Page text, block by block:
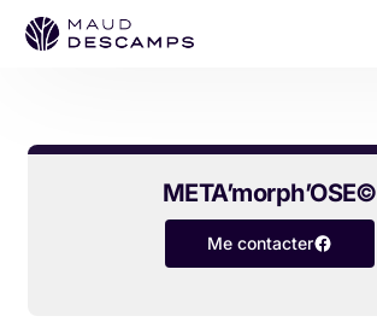
META’morph’OSE©
Me contacter